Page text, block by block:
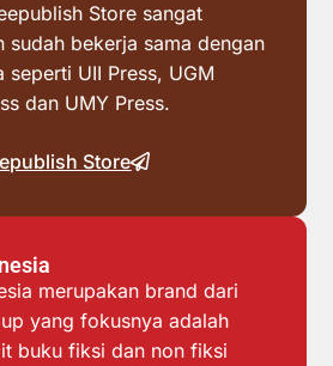
Store sangat
sudah bekerja sama dengan
seperti UII Press, UGM
dan UMY Press.
Store
merupakan brand dari
yang fokusnya adalah
buku fiksi dan non fiksi